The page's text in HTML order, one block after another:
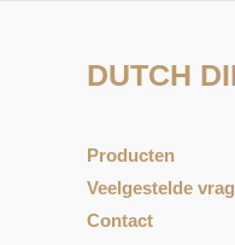
DUTCH
Producten
Veelgestelde
Contact